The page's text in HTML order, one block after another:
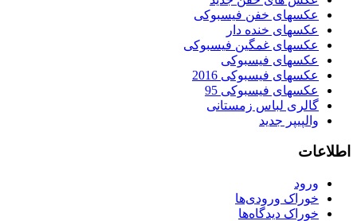
عکسهای خفن فیسبوکی
عکسهای خنده دار
عکسهای غمگین فیسبوکی
عکسهای فیسبوکی
عکسهای فیسبوکی 2016
عکسهای فیسبوکی 95
گالری لباس زمستانی
والپیپر جدید
اطلاعات
ورود
خوراک ورودی‌ها
خوراک دیدگاه‌ها